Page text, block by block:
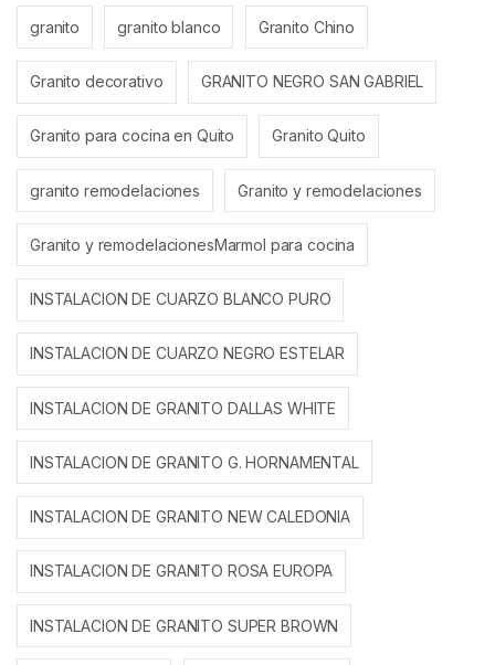
granito granito blanco Granito Chino
Granito decorativo GRANITO NEGRO SAN GABRIEL
Granito para cocina en Quito Granito Quito
granito remodelaciones Granito y remodelaciones
Granito y remodelacionesMarmol para cocina
INSTALACION DE CUARZO BLANCO PURO
INSTALACION DE CUARZO NEGRO ESTELAR
INSTALACION DE GRANITO DALLAS WHITE
INSTALACION DE GRANITO G. HORNAMENTAL
INSTALACION DE GRANITO NEW CALEDONIA
INSTALACION DE GRANITO ROSA EUROPA
INSTALACION DE GRANITO SUPER BROWN